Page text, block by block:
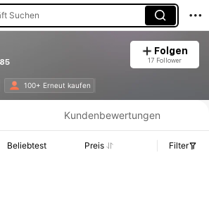
Suchen
Folgen
17 Follower
100+ Erneut kaufen
Verkaufs- und Lagerbestandsdetails.
Kundenbewertungen
Beliebtest Preis Filter